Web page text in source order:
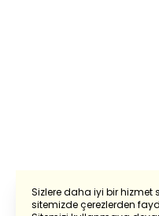
Sizlere daha iyi bir hizmet
sitemizde çerezlerden